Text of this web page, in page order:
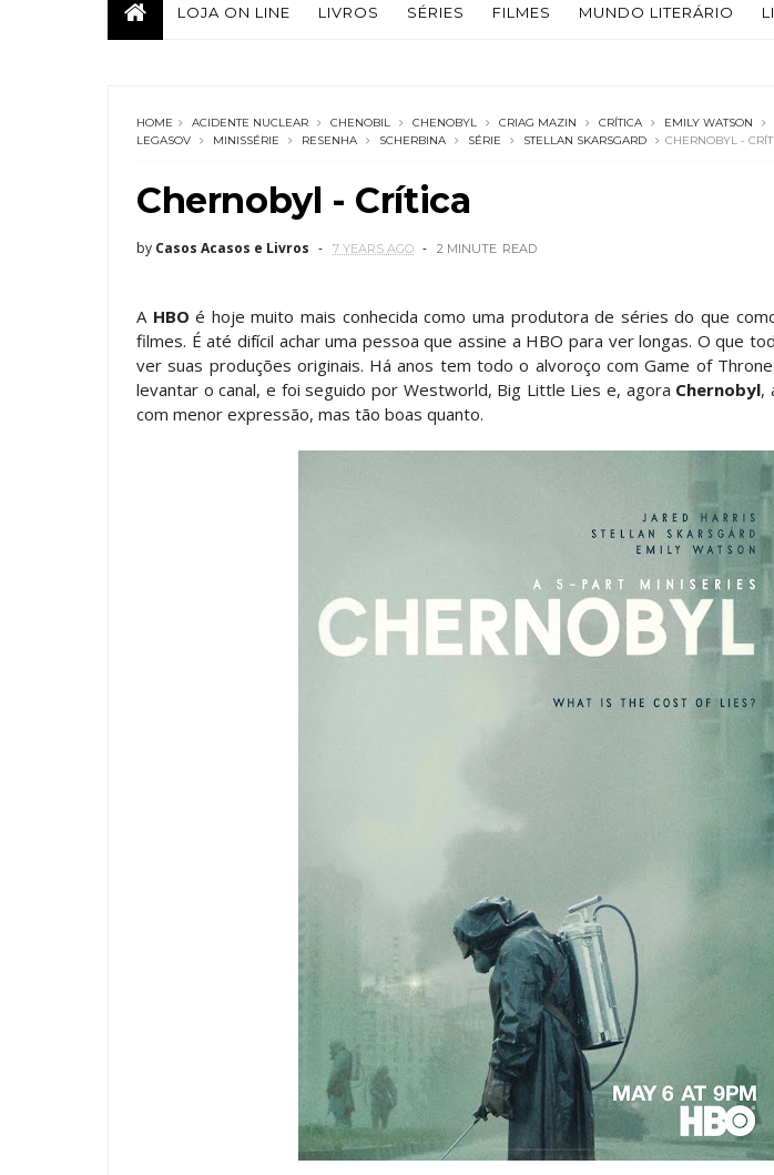
LOJA ON LINE LIVROS SÉRIES FILMES MUNDO LITERÁRIO
HOME ACIDENTE NUCLEAR CHENOBIL CHENOBYL CRIAG MAZIN CRÍTICA EMILY WATSON
LEGASOV
MINISSÉRIE RESENHA SCHERBINA SÉRIE STELLAN SKARSGARD CHERNOBYL -
Chernobyl - Crítica
by Casos Acasos e Livros 7 YEARS AGO 2 MINUTE READ
A HBO é hoje muito mais conhecida como uma produtora de séries do que
filmes. É até difícil achar uma pessoa que assine a HBO para ver longas. O que
ver suas produções originais. Há anos tem todo o alvoroço com Game of
levantar o canal, e foi seguido por Westworld, Big Little Lies e, agora Chernobyl,
com menor expressão, mas tão boas quanto.